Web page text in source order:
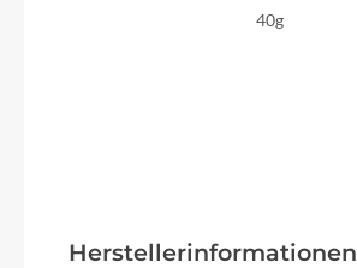
40g
Herstellerinformationen